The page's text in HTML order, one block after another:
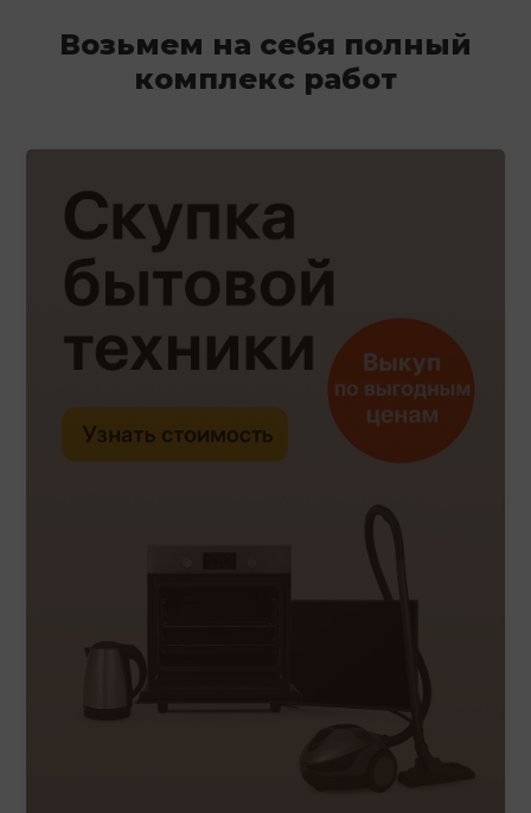
Возьмем на себя полный
комплекс работ